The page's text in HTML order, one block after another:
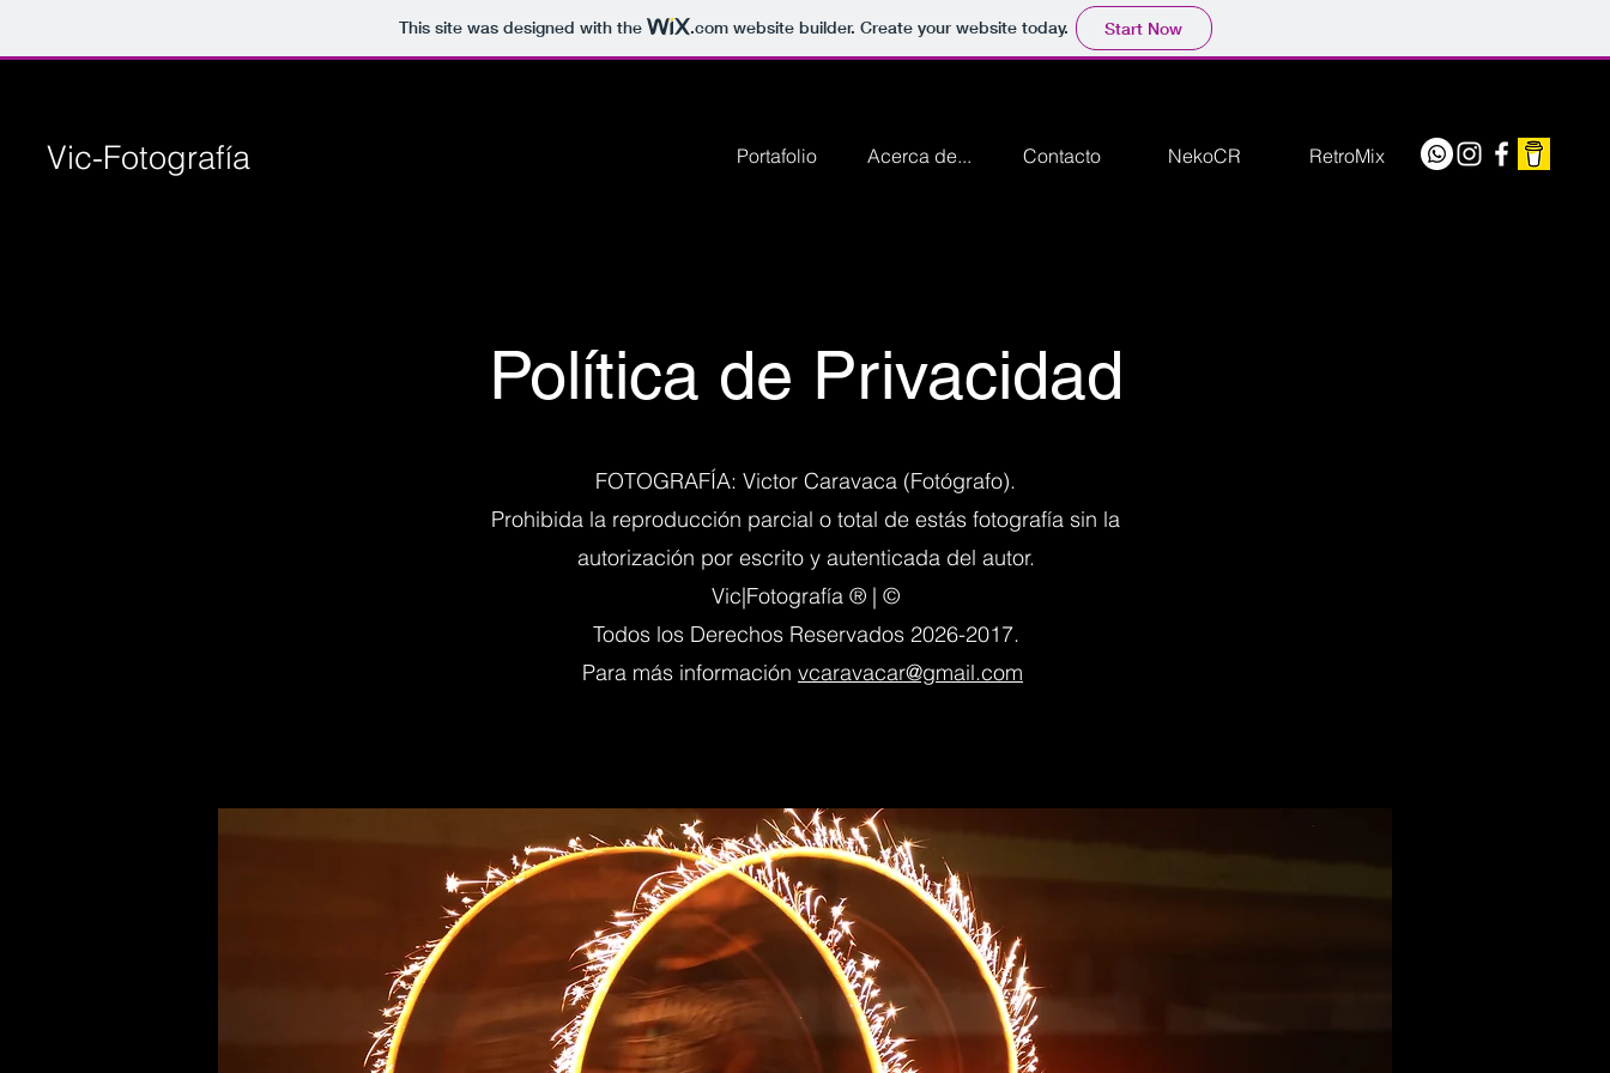
This site was designed with the .comwebsite builder. Create your website today. Start Now
Vic-Fotografía Portafolio Acerca de... Contacto NekoCR RetroMix
Política de Privacidad
FOTOGRAFÍA: Victor Caravaca (Fotógrafo).
Prohibida la reproducción parcial o total de estás fotografía sin la
autorización por escrito y autenticada del autor.
Vic|Fotografía ® | ©
Todos los Derechos Reservados 2026-2017.
Para más información vcaravacar@gmail.com